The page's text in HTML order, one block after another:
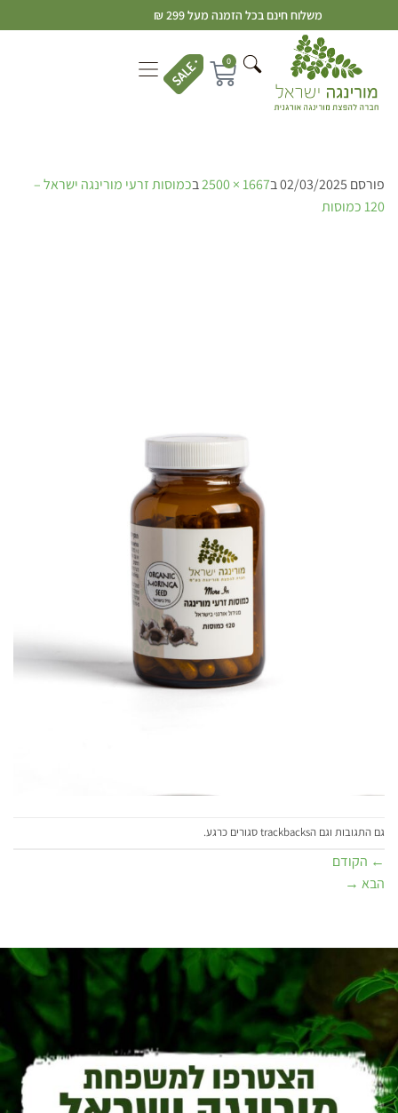
משלוח חינם בכל הזמנה מעל 299 ₪
0
פורסם 02/03/2025ב1667 × 2500 בכמוסות זרעי מורינגה ישראל –
120 כמוסות
גם התגובות וגם הtrackbacks סגורים כרגע.
← הקודם
הבא →